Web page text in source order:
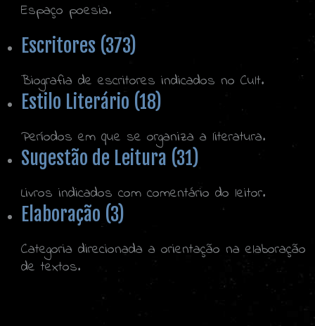
Espaço poesia.
Escritores (373)
Biografia de escritores indicados no Cult.
Estilo Literário (18)
Períodos em que se organiza a literatura.
Sugestão de Leitura (31)
Livros indicados com comentário do leitor.
Elaboração (3)
Categoria direcionada a orientação na elaboração
de textos.